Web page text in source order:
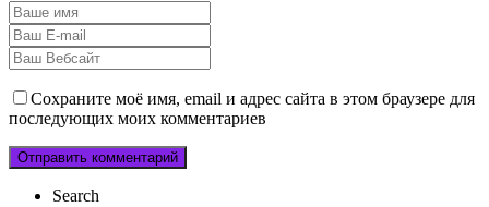
Сохраните моё имя, email и адрес сайта в этом браузере для
последующих моих комментариев
Search